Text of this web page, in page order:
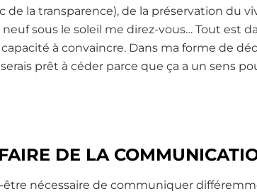
la transparence), de la préservation du
neuf sous le soleil me direz-vous… Tout est
à convaincre. Dans ma forme de
prêt à céder parce que ça a un sens
DE LA
être nécessaire de communiquer